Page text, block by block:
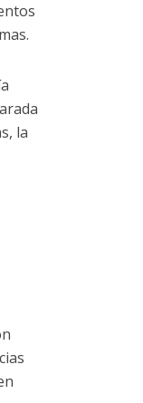
la